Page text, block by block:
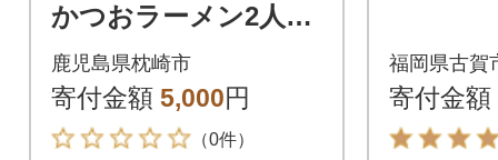
かつおラーメン2人前
×4袋 和風しお味
液体スープ付 コン
パクトサイズV0-4
鹿児島県枕崎市
寄付金額 5,000円
（0件）
福岡県古賀
寄付金額